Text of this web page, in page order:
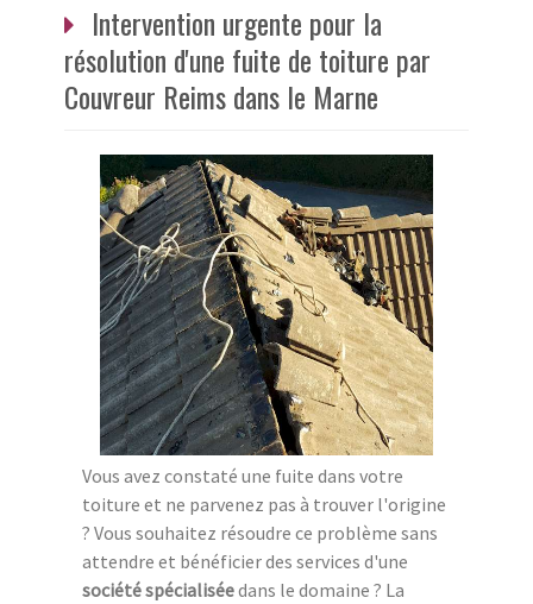
Intervention urgente pour la
résolution d'une fuite de toiture par
Couvreur Reims dans le Marne
Vous avez constaté une fuite dans votre
toiture et ne parvenez pas à trouver l'origine
? Vous souhaitez résoudre ce problème sans
attendre et bénéficier des services d'une
société spécialiséedans le domaine ? La